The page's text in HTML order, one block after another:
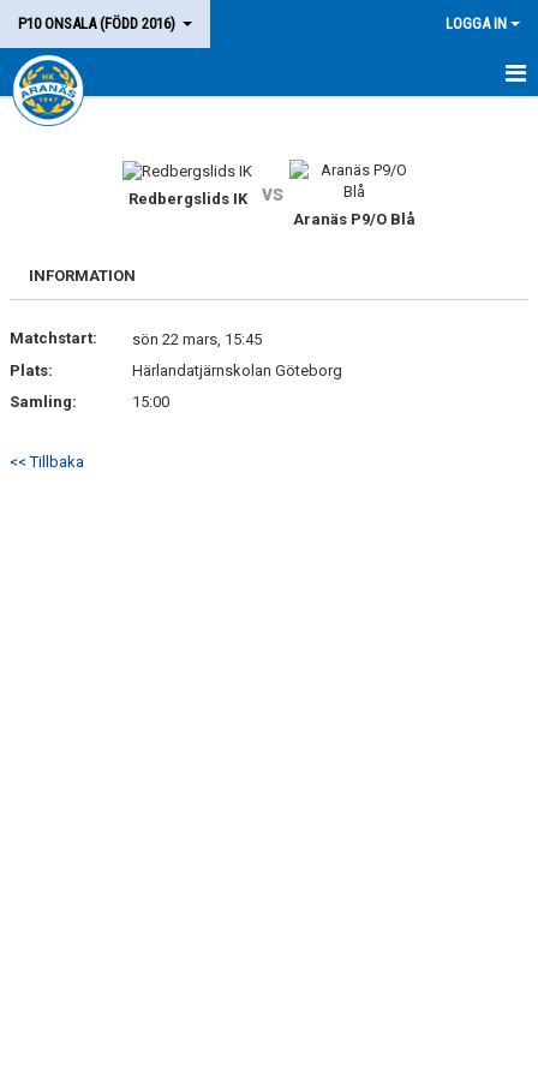
P10 ONSALA (FÖDD 2016) LOGGA IN
HEM
MATCHER
KONTAKT
Redbergslids IK vs
Aranäs P9/O Blå
INFORMATION
Matchstart:
sön 22 mars, 15:45
Plats:
Härlandatjärnskolan Göteborg
Samling:
15:00
<< Tillbaka